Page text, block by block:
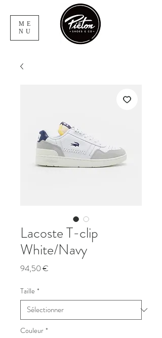
ME
NU
Lacoste T-clip
White/Navy
94,50 €
Taille *
Couleur *